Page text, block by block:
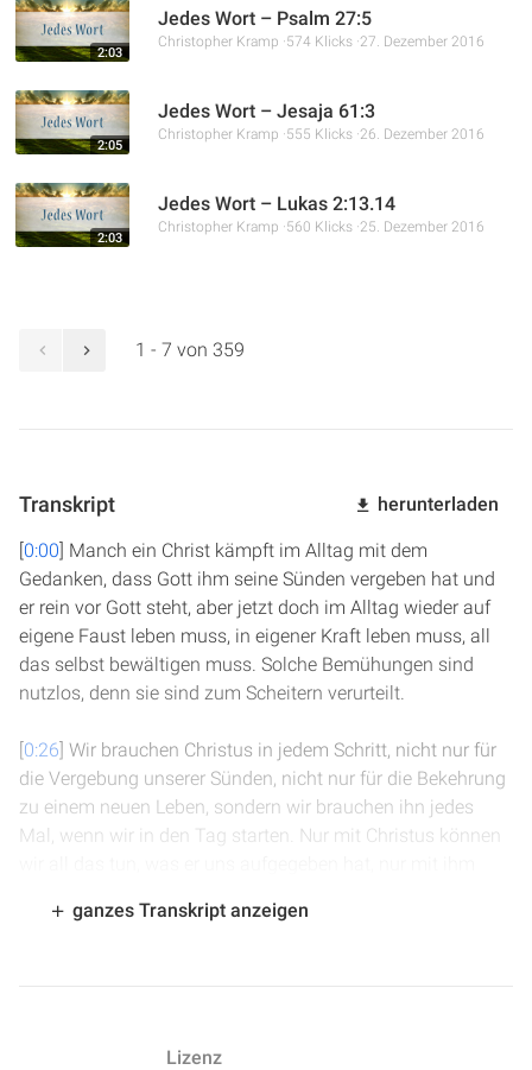
2:03
Jedes Wort – Psalm 27:5
Christopher Kramp 574 Klicks 27. Dezember 2016
2:05
Jedes Wort – Jesaja 61:3
Christopher Kramp 555 Klicks 26. Dezember 2016
2:03
Jedes Wort – Lukas 2:13.14
Christopher Kramp 560 Klicks 25. Dezember 2016
1 - 7 von 359
Transkript herunterladen
[0:00] Manch ein Christ kämpft im Alltag mit dem
Gedanken, dass Gott ihm seine Sünden vergeben hat und
er rein vor Gott steht, aber jetzt doch im Alltag wieder auf
eigene Faust leben muss, in eigener Kraft leben muss, all
das selbst bewältigen muss. Solche Bemühungen sind
nutzlos, denn sie sind zum Scheitern verurteilt.
[0:26] Wir brauchen Christus in jedem Schritt, nicht nur für
die Vergebung unserer Sünden, nicht nur für die Bekehrung
zu einem neuen Leben, sondern wir brauchen ihn jedes
Mal, wenn wir in den Tag starten. Nur mit Christus können
müssen wir jeden Tag uns ihm übergeben.
ganzes Herz, unsere Gedanken, unsere Gefühle, unsere
ganzes Transkript anzeigen
Lizenz